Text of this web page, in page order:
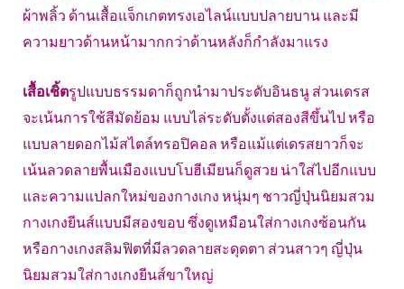
ผ้าพลิ้ว ด้านเสื้อแจ็กเกตทรงเอไลน์แบบปลายบาน และมี
ความยาวด้านหน้ามากกว่าด้านหลังก็กำลังมาแรง
เสื้อเชิ้ตรูปแบบธรรมดาก็ถูกนำมาประดับอินธนู ส่วนเดรส
จะเน้นการใช้สีมัดย้อม แบบไล่ระดับตั้งแต่สองสีขึ้นไป หรือ
แบบลายดอกไม้สไตล์ทรอปิคอล หรือแม้แต่เดรสยาวก็จะ
เน้นลวดลายพื้นเมืองแบบโบฮีเมียนก็ดูสวย น่าใส่ไปอีกแบบ
และความแปลกใหม่ของกางเกง หนุ่มๆ ชาวญี่ปุ่นนิยมสวม
กางเกงยีนส์แบบมีสองขอบ ซึ่งดูเหมือนใส่กางเกงซ้อนกัน
หรือกางเกงสลิมฟิตที่มีลวดลายสะดุดตา ส่วนสาวๆ ญี่ปุ่น
นิยมสวมใส่กางเกงยีนส์ขาใหญ่